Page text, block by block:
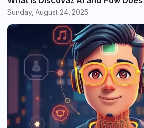
Sunday, August 24, 2025